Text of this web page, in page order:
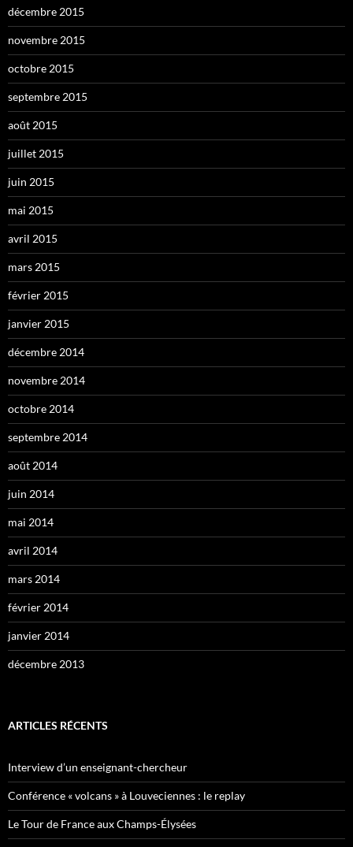
décembre 2015
novembre 2015
octobre 2015
septembre 2015
août 2015
juillet 2015
juin 2015
mai 2015
avril 2015
mars 2015
février 2015
janvier 2015
décembre 2014
novembre 2014
octobre 2014
septembre 2014
août 2014
juin 2014
mai 2014
avril 2014
mars 2014
février 2014
janvier 2014
décembre 2013
ARTICLES RÉCENTS
Interview d’un enseignant-chercheur
Conférence « volcans » à Louveciennes : le replay
Le Tour de France aux Champs-Élysées